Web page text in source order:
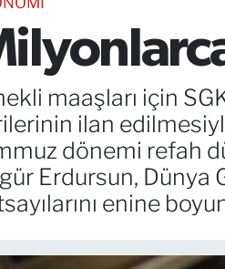
maaşları için
ilan
dönemi refah
Erdursun, Dünya
enine
Dinle